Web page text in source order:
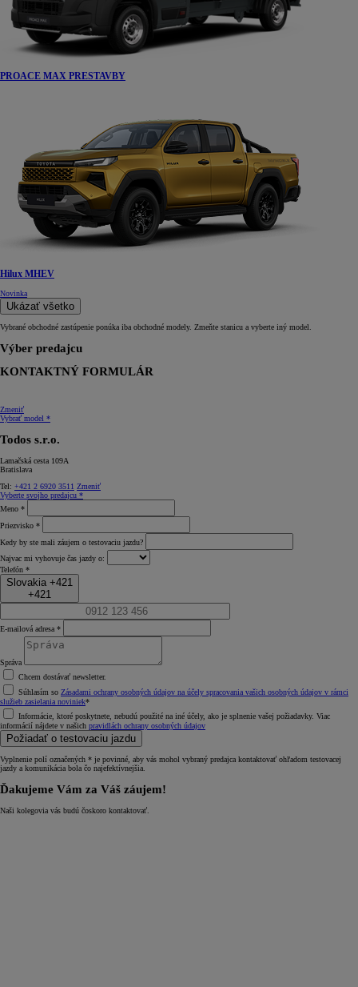
PROACE MAX PRESTAVBY
Hilux MHEV
Novinka
Ukázať všetko
Vybrané obchodné zastúpenie ponúka iba obchodné modely. Zmeňte stanicu a vyberte iný model.
Výber predajcu
KONTAKTNÝ FORMULÁR
Zmeniť
Vybrať model *
Todos s.r.o.
Lamačská cesta 109A
Bratislava
Tel: +421 2 6920 3511 Zmeniť
Vyberte svojho predajcu *
Meno *
Priezvisko *
Kedy by ste mali záujem o testovaciu jazdu?
Najvac mi vyhovuje čas jazdy o:
Telefón *
Slovakia +421
+421
E-mailová adresa *
Správa
Chcem dostávať newsletter.
Súhlasím so Zásadami ochrany osobných údajov na účely spracovania vašich osobných údajov v rámci
služieb zasielania noviniek*
Informácie, ktoré poskytnete, nebudú použité na iné účely, ako je splnenie vašej požiadavky. Viac
informácií nájdete v našich pravidlách ochrany osobných údajov
Požiadať o testovaciu jazdu
Vyplnenie polí označených * je povinné, aby vás mohol vybraný predajca kontaktovať ohľadom testovacej
jazdy a komunikácia bola čo najefektívnejšia.
Ďakujeme Vám za Váš záujem!
Naši kolegovia vás budú čoskoro kontaktovať.